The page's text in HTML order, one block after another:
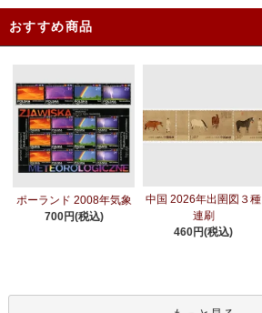
おすすめ商品
ポーランド 2008年気象
700円(税込)
中国 2026年出圉図３種
連刷
460円(税込)